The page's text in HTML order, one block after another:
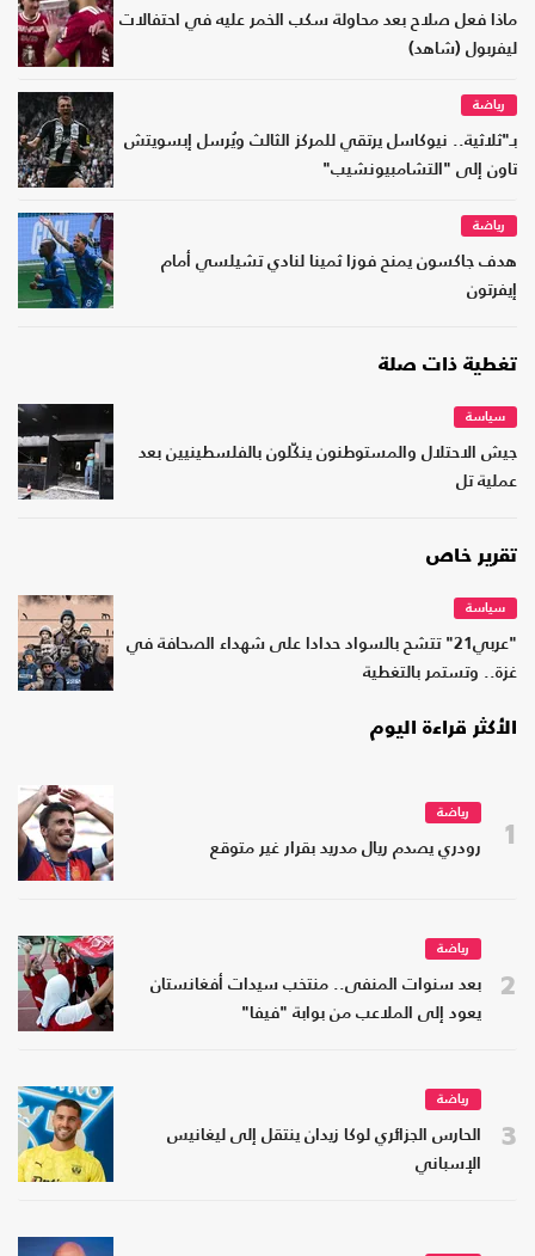
ماذا فعل صلاح بعد محاولة سكب الخمر عليه في احتفالات
ليفربول (شاهد)
رياضة
بـ"ثلاثية.. نيوكاسل يرتقي للمركز الثالث ويُرسل إبسويتش
تاون إلى "التشامبيونشيب"
رياضة
هدف جاكسون يمنح فوزا ثمينا لنادي تشيلسي أمام
إيفرتون
تغطية ذات صلة
سياسة
جيش الاحتلال والمستوطنون ينكّلون بالفلسطينيين بعد
عملية تل
تقرير خاص
سياسة
"عربي21" تتشح بالسواد حدادا على شهداء الصحافة في
غزة.. وتستمر بالتغطية
الأكثر قراءة اليوم
1
رياضة
رودري يصدم ريال مدريد بقرار غير متوقع
2
رياضة
بعد سنوات المنفى.. منتخب سيدات أفغانستان
يعود إلى الملاعب من بوابة "فيفا"
3
رياضة
الحارس الجزائري لوكا زيدان ينتقل إلى ليغانيس
الإسباني